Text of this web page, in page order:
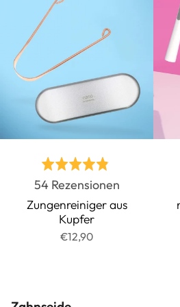
Bewertet
mit
4.9
von
5
54 RezensionenBasierend
auf
Zungenreiniger aus
Kupfer
€12,90